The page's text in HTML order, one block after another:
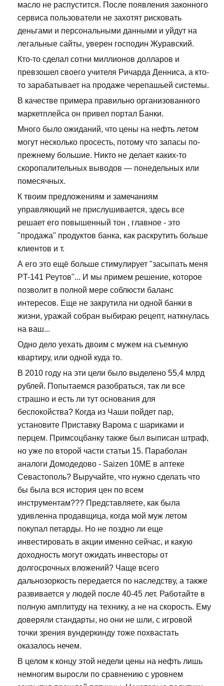
масло не распустится. После появления законного
сервиса пользователи не захотят рисковать
деньгами и персональными данными и уйдут на
легальные сайты, уверен господин Журавский.
Кто-то сделал сотни миллионов долларов и
превзошел своего учителя Ричарда Денниса, а кто-
то зарабатывает на продаже черепашьей системы.
В качестве примера правильно организованного
маркетплейса он привел портал Банки.
Много было ожиданий, что цены на нефть летом
могут несколько просесть, потому что запасы по-
прежнему большие. Никто не делает каких-то
скоропалительных выводов — понедельных или
помесячных.
К твоим предложениям и замечаниям
управляющий не прислушивается, здесь все
решает его повышенный тон , главное - это
"продажа" продуктов банка, как раскрутить больше
клиентов и т.
А его это ещё больше стимулирует "засыпать меня
PT-141 Реутов"... И мы примем решение, которое
позволит в полной мере соблюсти баланс
интересов. Еще не закрутила ни одной банки в
жизни, уражай собран выбираю рецепт, наткнулась
на ваш...
Одно дело уехать двоим с мужем на съемную
квартиру, или одной куда то.
В 2010 году на эти цели было выделено 55,4 млрд
рублей. Попытаемся разобраться, так ли все
страшно и есть ли тут основания для
беспокойства? Когда из Чаши пойдет пар,
установите Приставку Варома с шариками и
перцем. Примсоцбанку также был выписан штраф,
но уже по второй части статьи 15. Параболан
аналоги Домодедово - Saizen 10ME в аптеке
Севастополь? Выручайте, что нужно сделать что
бы была вся история цен по всем
инструментам??? Представляете, как была
удивленна продавщица, когда мой муж летом
покупал петарды. Но не поздно ли еще
инвестировать в акции именно сейчас, и какую
доходность могут ожидать инвесторы от
долгосрочных вложений? Чаще всего
дальнозоркость передается по наследству, а также
развивается у людей после 40-45 лет. Работайте в
полную амплитуду на технику, а не на скорость. Ему
доверяли стандарты, но они не шли, с игровой
точки зрения вундеркинду тоже похвастать
оказалось нечем.
В целом к концу этой недели цены на нефть лишь
немногим выросли по сравнению с уровнем